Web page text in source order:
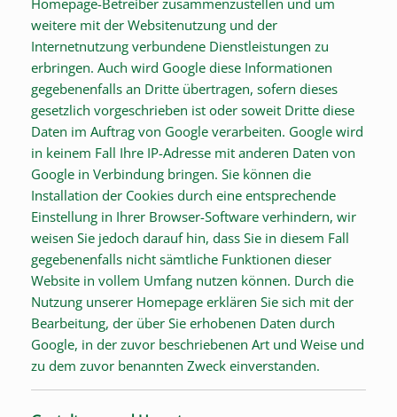
weitere mit der Websitenutzung und der
Internetnutzung verbundene Dienstleistungen zu
erbringen. Auch wird Google diese Informationen
gegebenenfalls an Dritte übertragen, sofern dieses
gesetzlich vorgeschrieben ist oder soweit Dritte diese
Daten im Auftrag von Google verarbeiten. Google wird
in keinem Fall Ihre IP-Adresse mit anderen Daten von
Google in Verbindung bringen. Sie können die
Installation der Cookies durch eine entsprechende
Einstellung in Ihrer Browser-Software verhindern, wir
weisen Sie jedoch darauf hin, dass Sie in diesem Fall
gegebenenfalls nicht sämtliche Funktionen dieser
Website in vollem Umfang nutzen können. Durch die
Nutzung unserer Homepage erklären Sie sich mit der
Bearbeitung, der über Sie erhobenen Daten durch
Google, in der zuvor beschriebenen Art und Weise und
zu dem zuvor benannten Zweck einverstanden.